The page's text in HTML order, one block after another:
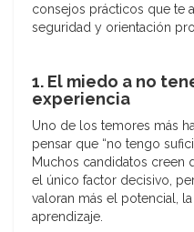
consejos prácticos que te
seguridad y orientación
1. El miedo a no
experiencia
Uno de los temores más
pensar que “no tengo
Muchos candidatos creen
el único factor decisivo,
valoran más el potencial,
aprendizaje.